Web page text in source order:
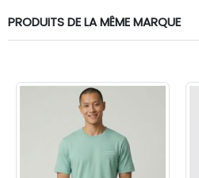
PRODUITS DE LA MÊME MARQUE